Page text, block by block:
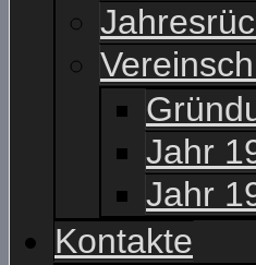
Jahr
Jahr
Kontakte